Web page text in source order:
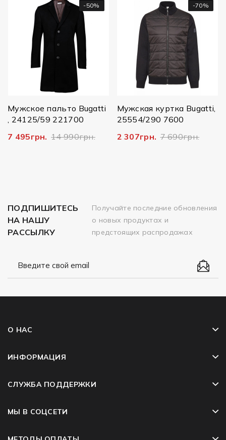
-50%
Мужское пальто Bugatti
, 24125/59 221700
7 495грн.
14 990грн.
-70%
Мужская куртка Bugatti,
25554/290 7600
2 307грн. 7 690грн.
ПОДПИШИТЕСЬ
НА НАШУ
РАССЫЛКУ
Получайте последние обновления
о новых продуктах и
предстоящих распродажах
О НАС
ИНФОРМАЦИЯ
СЛУЖБА ПОДДЕРЖКИ
МЫ В СОЦСЕТИ